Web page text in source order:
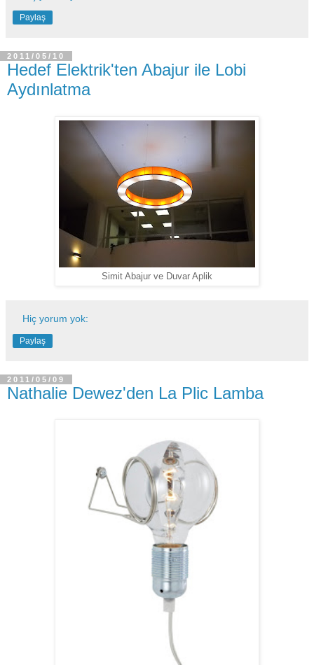
Paylaş
2011/05/10
Hedef Elektrik'ten Abajur ile Lobi
Aydınlatma
Simit Abajur ve Duvar Aplik
Hiç yorum yok:
Paylaş
2011/05/09
Nathalie Dewez'den La Plic Lamba